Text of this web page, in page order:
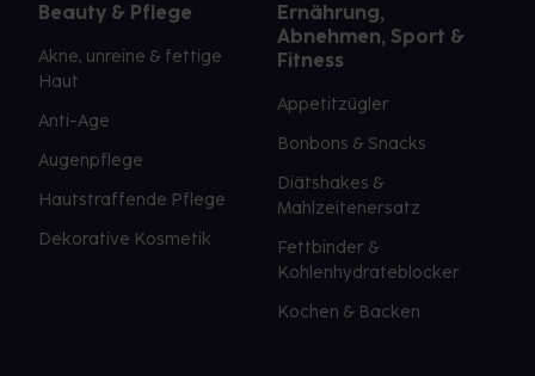
Beauty & Pflege
Akne, unreine & fettige
Haut
Anti-Age
Augenpflege
Hautstraffende Pflege
Dekorative Kosmetik
Ernährung,
Abnehmen, Sport &
Fitness
Appetitzügler
Bonbons & Snacks
Diätshakes &
Mahlzeitenersatz
Fettbinder &
Kohlenhydrateblocker
Kochen & Backen